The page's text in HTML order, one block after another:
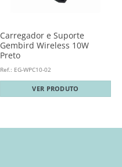
Carregador e Suporte
Gembird Wireless 10W
Preto
Ref.: EG-WPC10-02
VER PRODUTO